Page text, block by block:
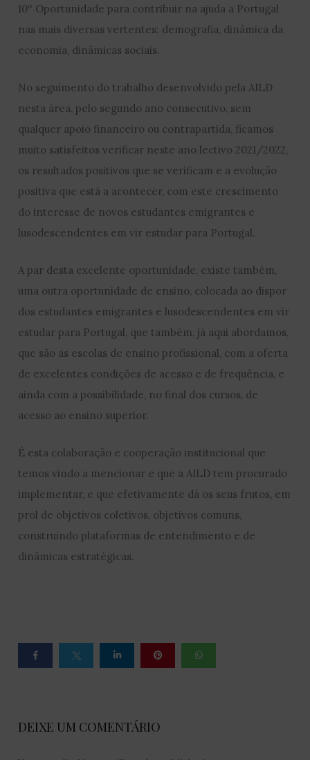
10º Oportunidade para contribuir na ajuda a Portugal
nas mais diversas vertentes: demografia, dinâmica da
economia, dinâmicas sociais.
No seguimento do trabalho desenvolvido pela AILD
nesta área, pelo segundo ano consecutivo, sem
qualquer apoio financeiro ou contrapartida, ficamos
muito satisfeitos verificar neste ano lectivo 2021/2022,
os resultados positivos que se verificam e a evolução
positiva que está a acontecer, com este crescimento
do interesse de novos estudantes emigrantes e
lusodescendentes em vir estudar para Portugal.
A par desta excelente oportunidade, existe também,
uma outra oportunidade de ensino, colocada ao dispor
dos estudantes emigrantes e lusodescendentes em vir
estudar para Portugal, que também, já aqui abordamos,
que são as escolas de ensino profissional, com a oferta
de excelentes condições de acesso e de frequência, e
ainda com a possibilidade, no final dos cursos, de
acesso ao ensino superior.
É esta colaboração e cooperação institucional que
temos vindo a mencionar e que a AILD tem procurado
implementar, e que efetivamente dá os seus frutos, em
prol de objetivos coletivos, objetivos comuns,
construindo plataformas de entendimento e de
dinâmicas estratégicas.
DEIXE UM COMENTÁRIO